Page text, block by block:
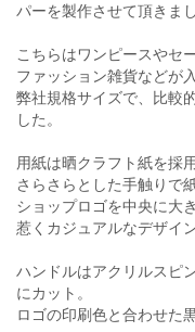
パーを製作させて頂きまし
こちらはワンピースやセ
ファッション雑貨などが
弊社規格サイズで、比較
した。
用紙は晒クラフト紙を採用
さらさらとした手触りで
ショップロゴを中央に大
惹くカジュアルなデザイ
ハンドルはアクリルスピ
にカット。
ロゴの印刷色と合わせた